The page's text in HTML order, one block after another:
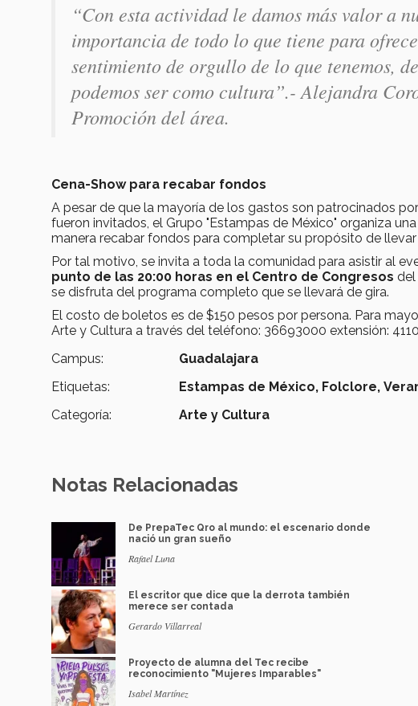
“Con esta actividad le damos más valor a
importancia de todo lo que tiene para
sentimiento de orgullo de lo que tenemos,
podemos ser como cultura”.- Alejandra
Promoción del área.
Cena-Show para recabar fondos
A pesar de que la mayoría de los gastos son patrocinados
fueron invitados, el Grupo "Estampas de México" organiza
manera recabar fondos para completar su propósito de
Por tal motivo, se invita a toda la comunidad para asistir al
punto de las 20:00 horas en el Centro de Congresos del
se disfruta del programa completo que se llevará de gira.
El costo de boletos es de $150 pesos por persona. Para
Arte y Cultura a través del teléfono: 36693000 extensión:
Campus:
Guadalajara
Etiquetas:
Estampas de México, Folclore,
Categoría:
Arte y Cultura
Notas Relacionadas
De PrepaTec Qro al mundo: el escenario donde
nació un gran sueño
Rafael Luna
El escritor que dice que la derrota también
merece ser contada
Gerardo Villarreal
Proyecto de alumna del Tec recibe
reconocimiento "Mujeres Imparables"
Isabel Martínez